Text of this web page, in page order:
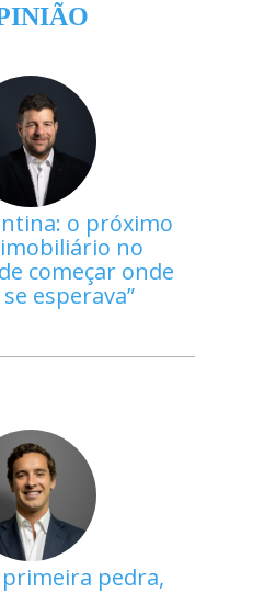
o próximo
no
começar onde
esperava
pedra,